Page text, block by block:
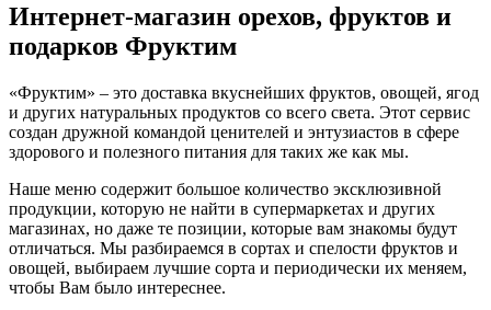
Интернет-магазин орехов, фруктов и
подарков Фруктим
«Фруктим» – это доставка вкуснейших фруктов, овощей, ягод
и других натуральных продуктов со всего света. Этот сервис
создан дружной командой ценителей и энтузиастов в сфере
здорового и полезного питания для таких же как мы.
Наше меню содержит большое количество эксклюзивной
продукции, которую не найти в супермаркетах и других
магазинах, но даже те позиции, которые вам знакомы будут
отличаться. Мы разбираемся в сортах и спелости фруктов и
овощей, выбираем лучшие сорта и периодически их меняем,
чтобы Вам было интереснее.